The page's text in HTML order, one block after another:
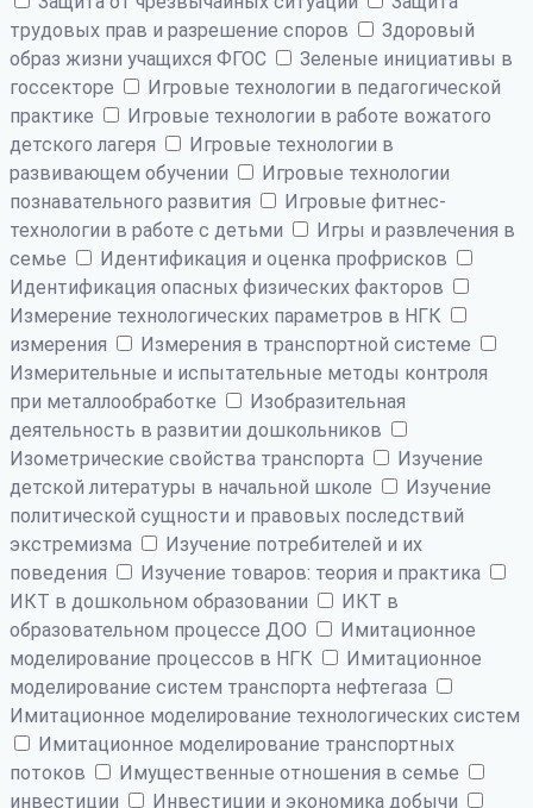
трудовых прав и разрешение споров
Здоровый
образ жизни учащихся ФГОС
Зеленые инициативы в
госсекторе
Игровые технологии в педагогической
практике
Игровые технологии в работе вожатого
детского лагеря
Игровые технологии в
развивающем обучении
Игровые технологии
познавательного развития
Игровые фитнес-
технологии в работе с детьми
Игры и развлечения в
семье
Идентификация и оценка профрисков
Идентификация опасных физических факторов
Измерение технологических параметров в НГК
измерения
Измерения в транспортной системе
Измерительные и испытательные методы контроля
при металлообработке
Изобразительная
деятельность в развитии дошкольников
Изометрические свойства транспорта
Изучение
детской литературы в начальной школе
Изучение
политической сущности и правовых последствий
экстремизма
Изучение потребителей и их
поведения
Изучение товаров: теория и практика
ИКТ в дошкольном образовании
ИКТ в
образовательном процессе ДОО
Имитационное
моделирование процессов в НГК
Имитационное
моделирование систем транспорта нефтегаза
Имитационное моделирование технологических систем
Имитационное моделирование транспортных
потоков
Имущественные отношения в семье
инвестиции
Инвестиции и экономика добычи